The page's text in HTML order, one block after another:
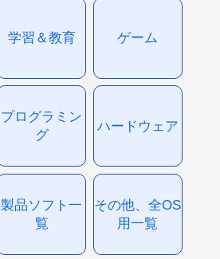
学習＆教育 ゲーム
プログラミン
グ
ハードウェア
製品ソフト一
覧
その他、全OS
用一覧